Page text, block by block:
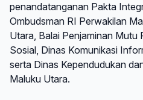
penandatanganan Pakta
Ombudsman RI Perwakilan
Utara, Balai Penjaminan Mutu
Sosial, Dinas Komunikasi
serta Dinas Kependudukan
Maluku Utara.